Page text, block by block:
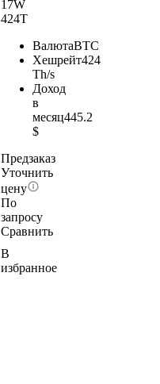
17W
424T
ВалютаBTC
Хешрейт424
Th/s
Доход
в
месяц445.2
$
Предзаказ
Уточнить
цену
По
запросу
Сравнить
В
избранное